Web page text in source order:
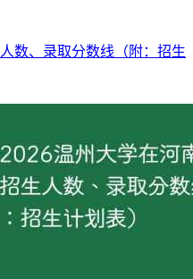
年在江苏本科批物理组招
招生专业
计划人
数
务英语 4
数、录取分数线（附：招生